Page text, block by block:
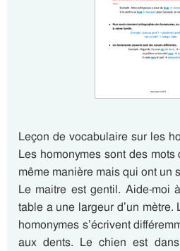
Leçon de vocabulaire sur les
Les homonymes sont des
même manière mais qui ont un
Le maitre est gentil. Aide-moi
table a une largeur d’un
homonymes s’écrivent
aux dents. Le chien est